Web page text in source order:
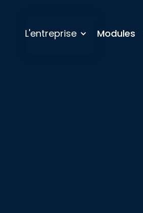
L'entreprise Modules